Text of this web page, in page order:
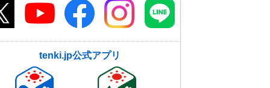
tenki.jp公式アプリ